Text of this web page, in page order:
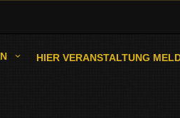
HIER VERANSTALTUNG